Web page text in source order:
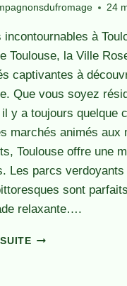
24
à
Toulouse, la Ville
captivantes à
Que vous soyez
y a toujours quelque
marchés animés aux
Toulouse offre une
Les parcs
sont
relaxante….
QUE